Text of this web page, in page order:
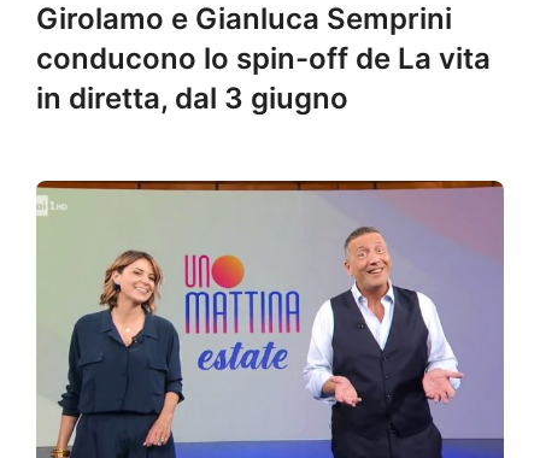
Girolamo e Gianluca Semprini
conducono lo spin-off de La vita
in diretta, dal 3 giugno